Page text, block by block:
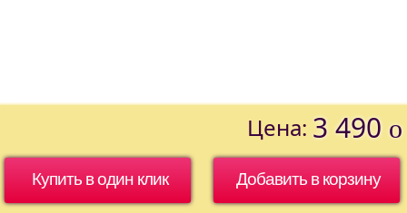
Цена: 3 490 o
Купить в один клик